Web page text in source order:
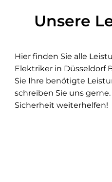
Unsere
Hier finden Sie alle
Elektriker in Düsseldorf
Sie Ihre benötigte
schreiben Sie uns
Sicherheit weiterhelfen!